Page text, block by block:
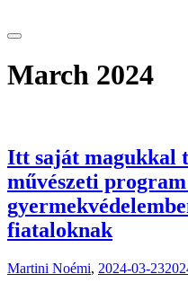
March 2024
Itt saját magukkal
művészeti
fiataloknak
Martini Noémi, 2024-03-23